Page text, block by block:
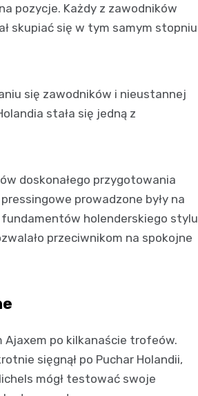
pozycje. Każdy z zawodników
skupiać się w tym samym stopniu
się zawodników i nieustannej
stała się jedną z
doskonałego przygotowania
prowadzone były na
fundamentów holenderskiego stylu
przeciwnikom na spokojne
Ajaxem po kilkanaście trofeów.
sięgnął po Puchar Holandii,
mógł testować swoje